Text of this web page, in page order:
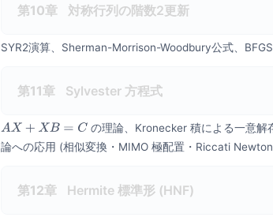
第10章 対称行列の階数2更新
SYR2演算、Sherman-Morrison-Woodbury公式、
第11章 Sylvester 方程式
AX+ XB =C
の理論、Kronecker 積による一意解
論への応用 (相似変換・MIMO 極配置・Riccati
第12章 Hermite 標準形 (HNF)